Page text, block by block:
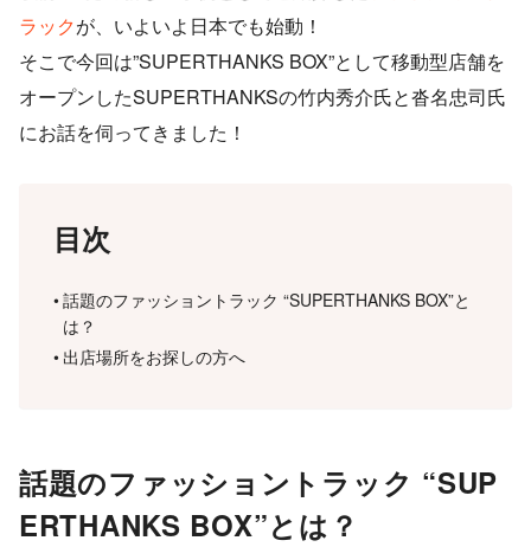
ラックが、いよいよ日本でも始動！
そこで今回は”SUPERTHANKS BOX”として移動型店舗を
オープンしたSUPERTHANKSの竹内秀介氏と沓名忠司氏
にお話を伺ってきました！
目次
話題のファッショントラック “SUPERTHANKS BOX”と
は？
出店場所をお探しの方へ
話題のファッショントラック “SUP
ERTHANKS BOX”とは？